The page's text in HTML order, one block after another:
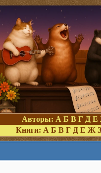
Авторы: А Б В Г Д Е
Книги: А Б В Г Д Е Ж З